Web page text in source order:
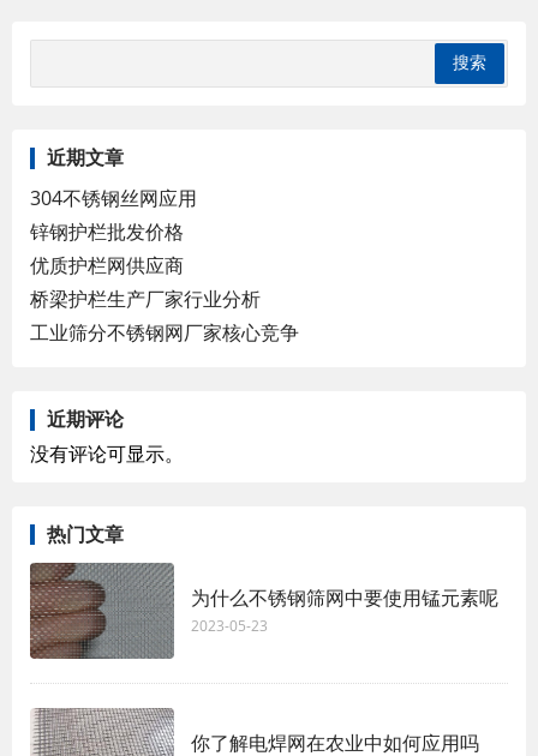
近期文章
304不锈钢丝网应用
锌钢护栏批发价格
优质护栏网供应商
桥梁护栏生产厂家行业分析
工业筛分不锈钢网厂家核心竞争
近期评论
没有评论可显示。
热门文章
为什么不锈钢筛网中要使用锰元素呢
2023-05-23
你了解电焊网在农业中如何应用吗